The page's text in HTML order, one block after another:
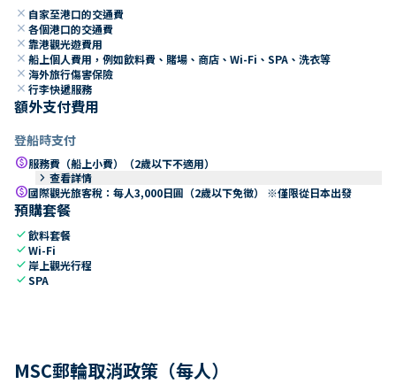
close 自家至港口的交通費
close 各個港口的交通費
close 靠港觀光遊費用
close 船上個人費用，例如飲料費、賭場、商店、Wi-Fi、SPA、洗衣等
close 海外旅行傷害保險
close 行李快遞服務
額外支付費用
登船時支付
paid服務費（船上小費）（2歲以下不適用）
keyboard_arrow_right 查看詳情
paid國際觀光旅客稅：每人3,000日圓（2歲以下免徵） ※僅限從日本出發
預購套餐
check飲料套餐
checkWi-Fi
check 岸上觀光行程
checkSPA
MSC郵輪取消政策（每人）